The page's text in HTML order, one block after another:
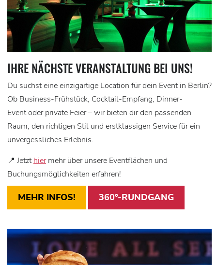
IHRE NÄCHSTE VERANSTALTUNG BEI UNS!
Du suchst eine einzigartige Location für dein Event in Berlin?
Ob Business-Frühstück, Cocktail-Empfang, Dinner-
Event oder private Feier – wir bieten dir den passenden
Raum, den richtigen Stil und erstklassigen Service für ein
unvergessliches Erlebnis.
📍 Jetzthiermehr über unsere Eventflächen und
Buchungsmöglichkeiten erfahren!
MEHR INFOS! 360°-RUNDGANG